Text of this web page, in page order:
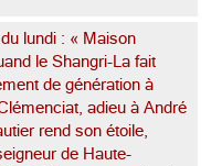
lundi : « Maison
le Shangri-La fait
de génération à
adieu à André
rend son étoile,
de Haute-